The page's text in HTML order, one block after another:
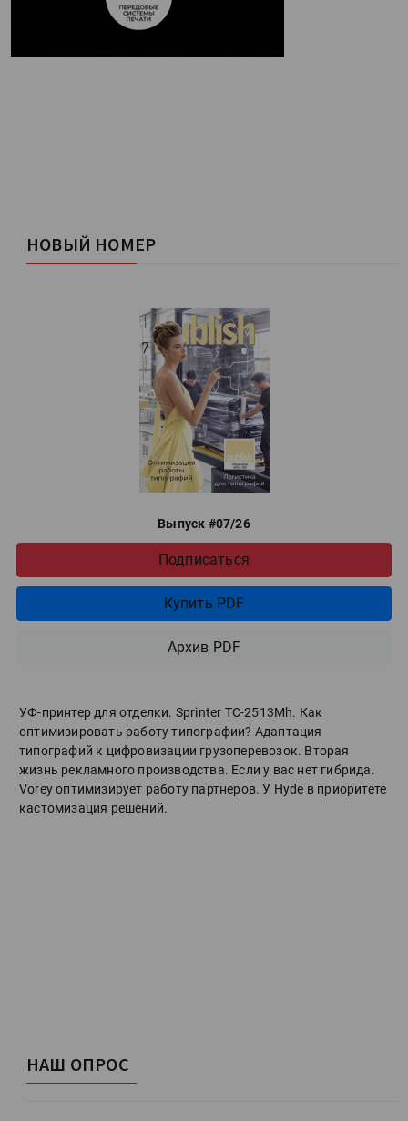
НОВЫЙ НОМЕР
Выпуск #07/26
Подписаться
Купить PDF
Архив PDF
УФ-принтер для отделки. Sprinter ТС-2513Mh. Как
оптимизировать работу типографии? Адаптация
типографий к цифровизации грузоперевозок. Вторая
жизнь рекламного производства. Если у вас нет гибрида.
Vorey оптимизирует работу партнеров. У Hyde в приоритете
кастомизация решений.
НАШ ОПРОС